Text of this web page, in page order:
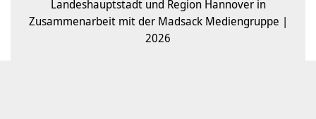
Landeshauptstadt und Region Hannover in
Zusammenarbeit mit der Madsack Mediengruppe |
2026